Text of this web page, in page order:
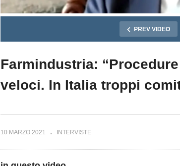
PREV VIDEO
Farmindustria:
veloci. In Italia troppi
10 MARZO 2021 INTERVISTE